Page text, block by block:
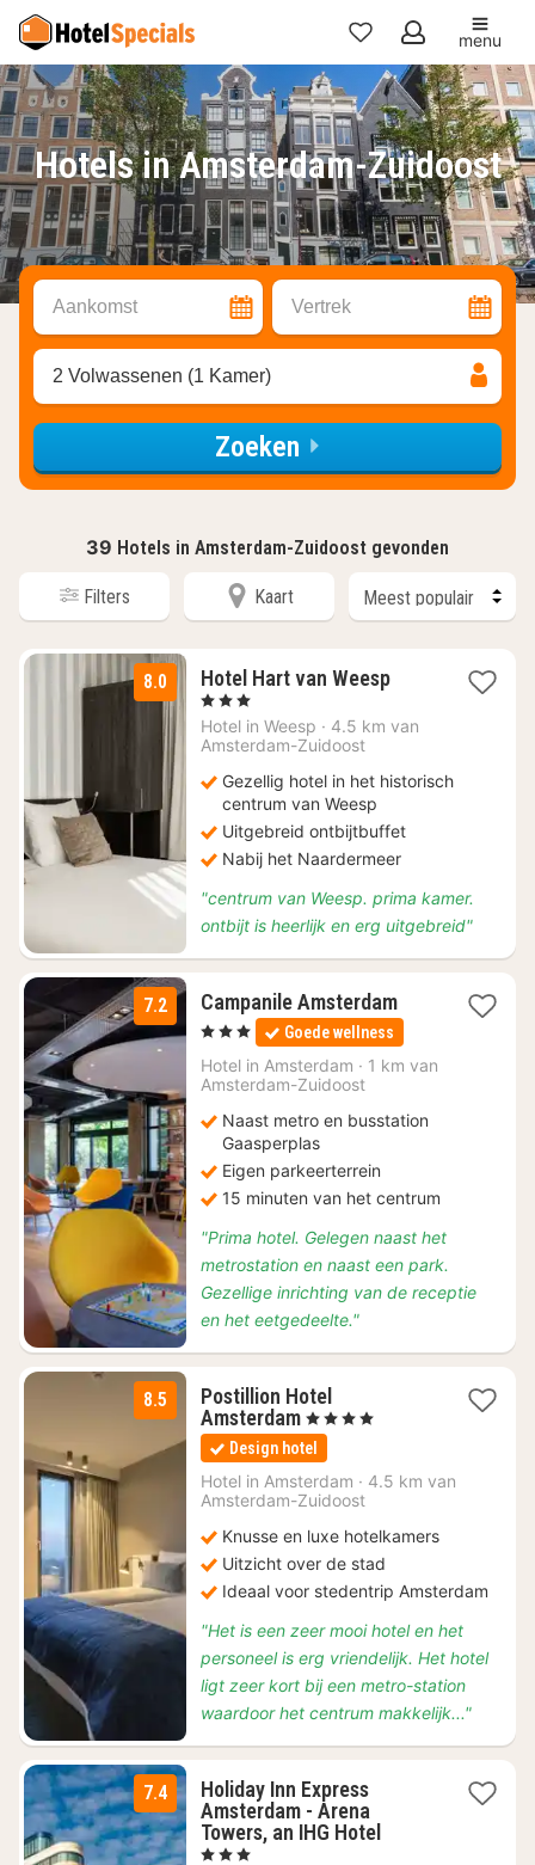
Mijn
favorieten
menu
Hotels in Amsterdam-Zuidoost
Aankomst Vertrek
2 Volwassenen (1 Kamer)
Zoeken
39 Hotels in Amsterdam-Zuidoost gevonden
Filters Kaart
8.0 Hotel Hart van Weesp2
vanaf
, 3 Sterren
Hotel in Weesp · 4.5 km van
Amsterdam-Zuidoost
Gezellig hotel in het historisch
centrum van Weesp
Uitgebreid ontbijtbuffet
Nabij het Naardermeer
"centrum van Weesp. prima kamer.
ontbijt is heerlijk en erg uitgebreid"
7.2 Campanile Amsterdam1
nacht
vanaf
€
, 3 Sterren Goede wellness
Hotel in Amsterdam · 1 km van
Amsterdam-Zuidoost
Naast metro en busstation
Gaasperplas
Eigen parkeerterrein
15 minuten van het centrum
"Prima hotel. Gelegen naast het
metrostation en naast een park.
Gezellige inrichting van de receptie
en het eetgedeelte."
8.5
Postillion Hotel
Amsterdam1
nacht
vanaf
€
111,38
, 4 Sterren
Design hotel
Hotel in Amsterdam · 4.5 km van
Amsterdam-Zuidoost
Knusse en luxe hotelkamers
Uitzicht over de stad
Ideaal voor stedentrip Amsterdam
"Het is een zeer mooi hotel en het
personeel is erg vriendelijk. Het hotel
ligt zeer kort bij een metro-station
waardoor het centrum makkelijk..."
7.4
Holiday Inn Express
Amsterdam - Arena
Towers, an IHG Hotel1
, 3 Sterren